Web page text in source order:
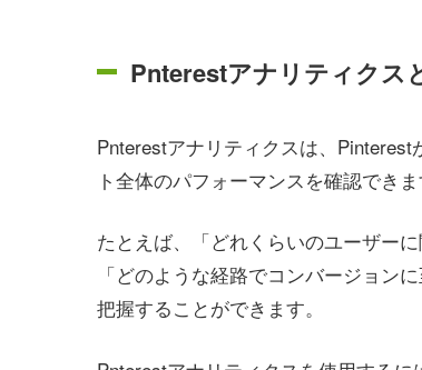
Pnterestアナリティクス
Pnterestアナリティクスは、
ト全体のパフォーマンスを確認できま
たとえば、「どれくらいのユーザー
「どのような経路でコンバージョン
把握することができます。